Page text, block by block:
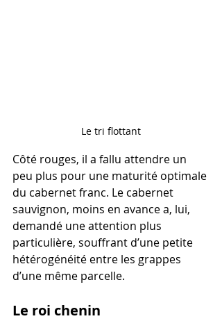
Le tri flottant
Côté rouges, il a fallu attendre un
peu plus pour une maturité optimale
du cabernet franc. Le cabernet
sauvignon, moins en avance a, lui,
demandé une attention plus
particulière, souffrant d’une petite
hétérogénéité entre les grappes
d’une même parcelle.
Le roi chenin